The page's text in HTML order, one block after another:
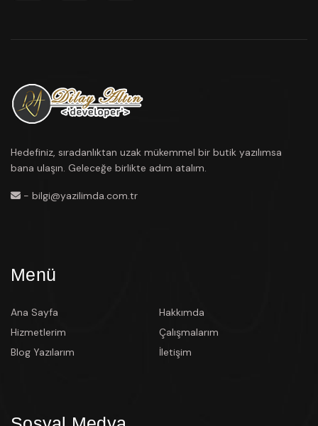
Hedefiniz, sıradanlıktan uzak mükemmel bir butik yazılımsa
bana ulaşın. Geleceğe birlikte adım atalım.
- bilgi@yazilimda.com.tr
Menü
Ana Sayfa
Hakkımda
Hizmetlerim
Çalışmalarım
Blog Yazılarım
İletişim